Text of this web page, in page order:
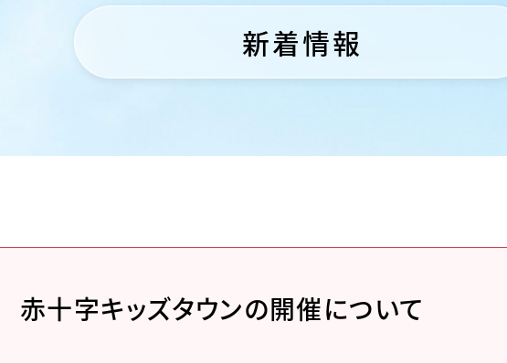
新着情報
赤十字キッズタウンの開催について